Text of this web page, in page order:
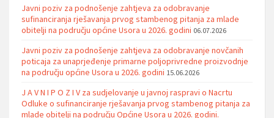
Javni poziv za podnošenje zahtjeva za odobravanje
sufinanciranja rješavanja prvog stambenog pitanja za mlade
obitelji na području općine Usora u 2026. godini 06.07.2026
Javni poziv za podnošenje zahtjeva za odobravanje novčanih
poticaja za unaprjeđenje primarne poljoprivredne proizvodnje
na području općine Usora u 2026. godini 15.06.2026
J A V N I P O Z I V za sudjelovanje u javnoj raspravi o Nacrtu
Odluke o sufinanciranje rješavanja prvog stambenog pitanja za
mlade obitelji na području Općine Usora u 2026. godini.